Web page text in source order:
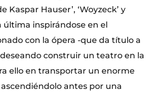
Kaspar Hauser’, ‘Woyzeck’ y
última inspirándose en el
con la ópera -que da título a
construir un teatro en la
ello en transportar un enorme
antes por una